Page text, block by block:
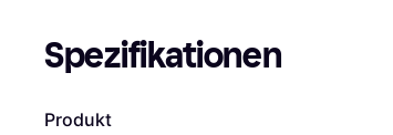
Spezifikationen
Produkt